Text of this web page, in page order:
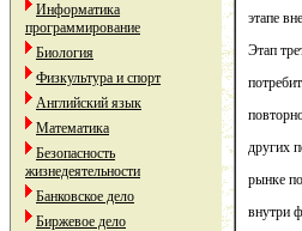
Информатика
программирование
Биология
Физкультура и спорт
Английский язык
Математика
Безопасность
жизнедеятельности
Банковское дело
Биржевое дело
этапе
Этап
других
рынке
внутри